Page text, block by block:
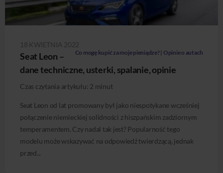
18 KWIETNIA 2022
Co mogę kupić za moje pieniądze? | Opinie o autach
Seat Leon –
dane techniczne, usterki, spalanie, opinie
Czas czytania artykułu: 2 minut
Seat Leon od lat promowany był jako niespotykane wcześniej
połączenie niemieckiej solidności z hiszpańskim zadziornym
temperamentem. Czy nadal tak jest? Popularność tego
modelu może wskazywać na odpowiedź twierdzącą, jednak
przed...